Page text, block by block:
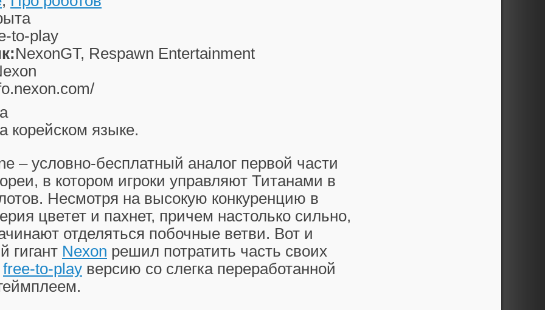
to-play
NexonGT, Respawn Entertainment
корейском языке.
– условно-бесплатный аналог первой части
в котором игроки управляют Титанами в
Несмотря на высокую конкуренцию в
цветет и пахнет, причем настолько сильно,
отделяться побочные ветви. Вот и
гигант Nexon решил потратить часть своих
free-to-play версию со слегка переработанной